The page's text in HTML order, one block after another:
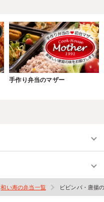
手作り弁当のマザー
和い寿の弁当一覧 ビビンバ・唐揚